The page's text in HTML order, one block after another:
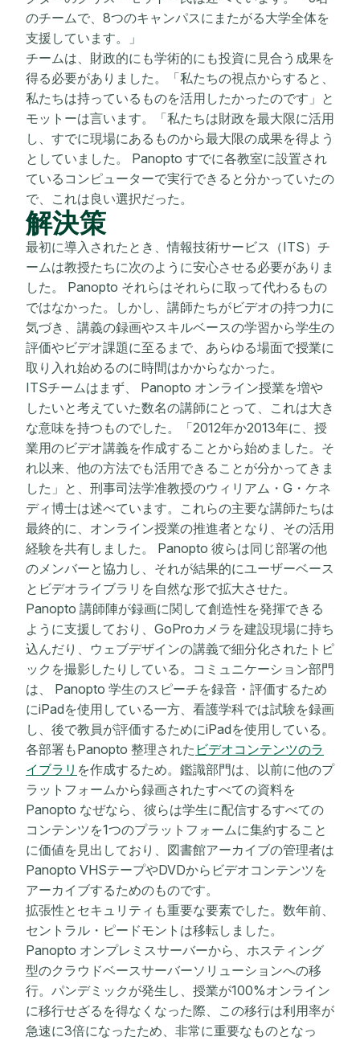
のチームで、8つのキャンパスにまたがる大学全体を
支援しています。」
チームは、財政的にも学術的にも投資に見合う成果を
得る必要がありました。「私たちの視点からすると、
私たちは持っているものを活用したかったのです」と
モットーは言います。「私たちは財政を最大限に活用
し、すでに現場にあるものから最大限の成果を得よう
としていました。 Panopto すでに各教室に設置され
ているコンピューターで実行できると分かっていたの
で、これは良い選択だった。
解決策
最初に導入されたとき、情報技術サービス（ITS）チ
ームは教授たちに次のように安心させる必要がありま
した。 Panopto それらはそれらに取って代わるもの
ではなかった。しかし、講師たちがビデオの持つ力に
気づき、講義の録画やスキルベースの学習から学生の
評価やビデオ課題に至るまで、あらゆる場面で授業に
取り入れ始めるのに時間はかからなかった。
ITSチームはまず、 Panopto オンライン授業を増や
したいと考えていた数名の講師にとって、これは大き
な意味を持つものでした。「2012年か2013年に、授
業用のビデオ講義を作成することから始めました。そ
れ以来、他の方法でも活用できることが分かってきま
した」と、刑事司法学准教授のウィリアム・G・ケネ
ディ博士は述べています。これらの主要な講師たちは
最終的に、オンライン授業の推進者となり、その活用
経験を共有しました。 Panopto 彼らは同じ部署の他
のメンバーと協力し、それが結果的にユーザーベース
とビデオライブラリを自然な形で拡大させた。
Panopto 講師陣が録画に関して創造性を発揮できる
ように支援しており、GoProカメラを建設現場に持ち
込んだり、ウェブデザインの講義で細分化されたトピ
ックを撮影したりしている。コミュニケーション部門
は、 Panopto 学生のスピーチを録音・評価するため
にiPadを使用している一方、看護学科では試験を録画
し、後で教員が評価するためにiPadを使用している。
各部署もPanopto 整理された ビデオコンテンツのラ
イブラリ を作成するため。鑑識部門は、以前に他のプ
ラットフォームから録画されたすべての資料を
Panopto なぜなら、彼らは学生に配信するすべての
コンテンツを1つのプラットフォームに集約すること
に価値を見出しており、図書館アーカイブの管理者は
Panopto VHSテープやDVDからビデオコンテンツを
アーカイブするためのものです。
拡張性とセキュリティも重要な要素でした。数年前、
セントラル・ピードモントは移転しました。
Panopto オンプレミスサーバーから、ホスティング
型のクラウドベースサーバーソリューションへの移
行。パンデミックが発生し、授業が100%オンライン
に移行せざるを得なくなった際、この移行は利用率が
急速に3倍になったため、非常に重要なものとなっ